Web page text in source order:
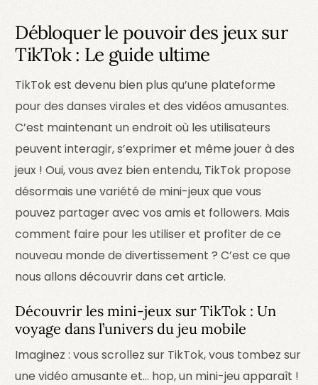
Débloquer le pouvoir des jeux sur
TikTok : Le guide ultime
TikTok est devenu bien plus qu’une plateforme
pour des danses virales et des vidéos amusantes.
C’est maintenant un endroit où les utilisateurs
peuvent interagir, s’exprimer et même jouer à des
jeux ! Oui, vous avez bien entendu, TikTok propose
désormais une variété de mini-jeux que vous
pouvez partager avec vos amis et followers. Mais
comment faire pour les utiliser et profiter de ce
nouveau monde de divertissement ? C’est ce que
nous allons découvrir dans cet article.
Découvrir les mini-jeux sur TikTok : Un
voyage dans l’univers du jeu mobile
Imaginez : vous scrollez sur TikTok, vous tombez sur
une vidéo amusante et… hop, un mini-jeu apparaît !